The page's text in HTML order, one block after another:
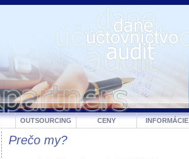
OUTSOURCING CENY INFORMÁCIE
Prečo my?